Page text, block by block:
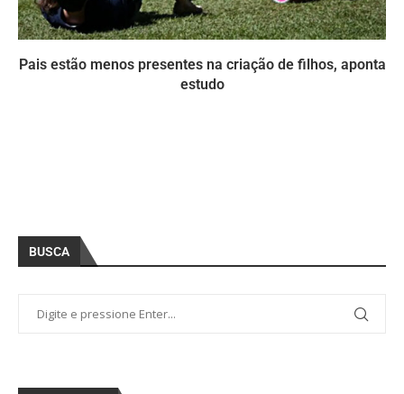
Pais estão menos presentes na criação de filhos, aponta
estudo
BUSCA